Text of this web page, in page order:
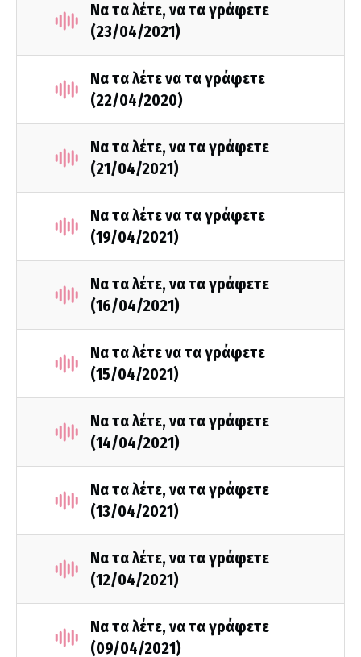
Να τα λέτε, να τα γράφετε
(23/04/2021)
Να τα λέτε να τα γράφετε
(22/04/2020)
Να τα λέτε, να τα γράφετε
(21/04/2021)
Να τα λέτε να τα γράφετε
(19/04/2021)
Να τα λέτε, να τα γράφετε
(16/04/2021)
Να τα λέτε να τα γράφετε
(15/04/2021)
Να τα λέτε, να τα γράφετε
(14/04/2021)
Να τα λέτε, να τα γράφετε
(13/04/2021)
Να τα λέτε, να τα γράφετε
(12/04/2021)
Να τα λέτε, να τα γράφετε
(09/04/2021)